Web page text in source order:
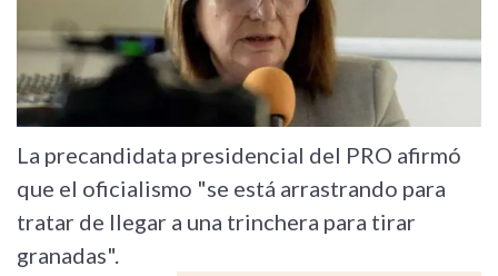
La precandidata presidencial del PRO afirmó
que el oficialismo "se está arrastrando para
tratar de llegar a una trinchera para tirar
granadas".